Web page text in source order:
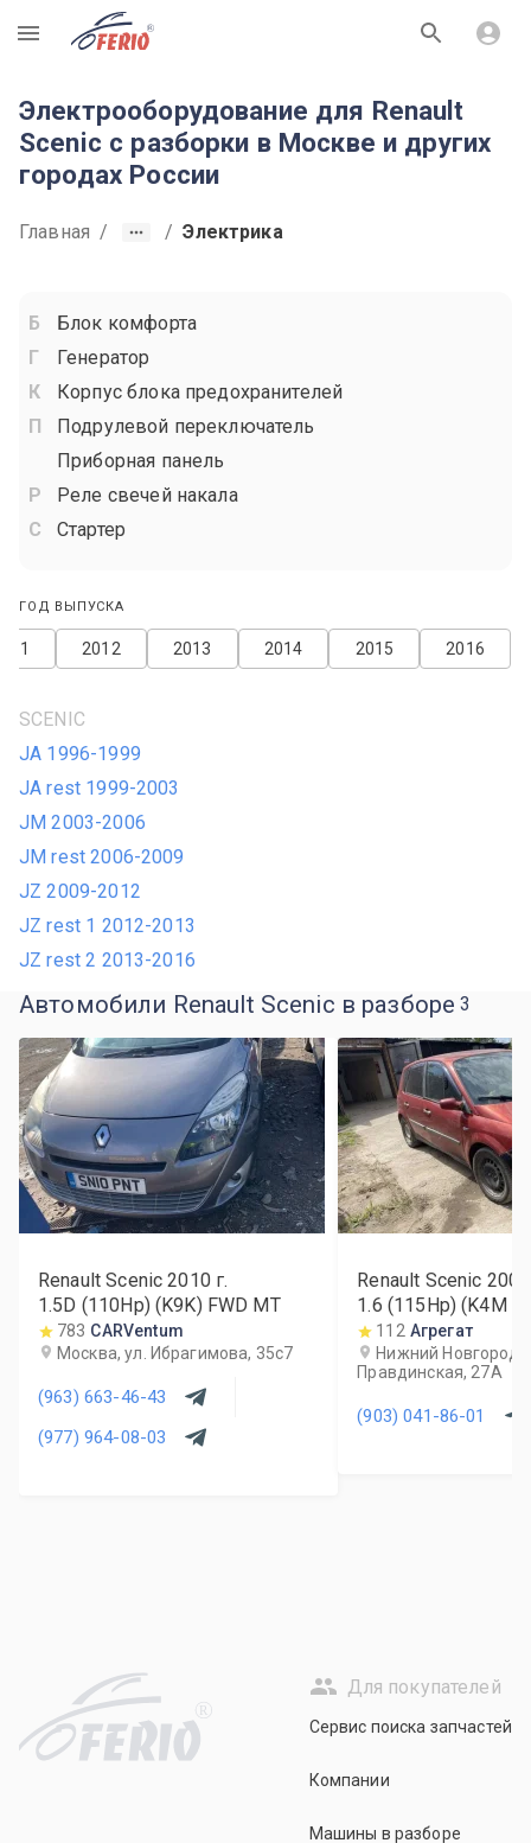
R
Электрооборудование для Renault
Scenic с разборки в Москве и других
городах России
Главная / / Электрика
Блок комфорта
Генератор
Корпус блока предохранителей
Подрулевой переключатель
Приборная панель
Реле свечей накала
Стартер
ГОД ВЫПУСКА
2016
2015
2014
2013
2012
SCENIC
JA 1996-1999
JA rest 1999-2003
JM 2003-2006
JM rest 2006-2009
JZ 2009-2012
JZ rest 1 2012-2013
JZ rest 2 2013-2016
Автомобили Renault Scenic в разборе 3
Renault Scenic 2010г.
1.5D (110Hp) (K9K) FWD MT
783 CARVentum
Москва, ул. Ибрагимова, 35с7
(963) 663-46-43
(977) 964-08-03
Renault Scenic 2007
1.6 (115Hp) (K4M
112 Агрегат
Нижний Новгород,
Правдинская, 27А
(903) 041-86-01
R
Для покупателей
Сервис поиска запчастей
Компании
Машины в разборе